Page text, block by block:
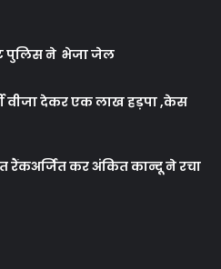
पुलिस ने भेजा जेल
वीजा देकर एक लाख हड़पा ,केस
रैंकअर्जित कर अंकित कान्दू ने रचा